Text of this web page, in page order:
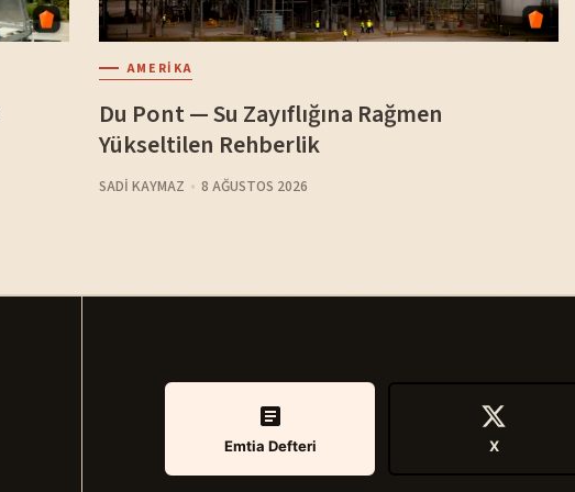
AMERIKA
Du Pont — Su Zayıflığına Rağmen
Yükseltilen Rehberlik
SADI KAYMAZ 8 AĞUSTOS 2026
Emtia Defteri X